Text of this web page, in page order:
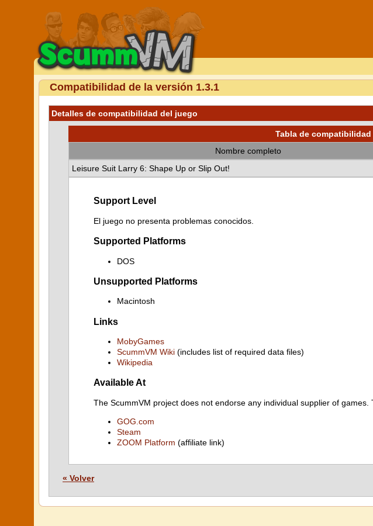
Compatibilidad de la versión 1.3.1
Detalles de compatibilidad del juego
Tabla de
Nombre completo
Leisure Suit Larry 6: Shape Up or Slip Out!
Support Level
El juego no presenta problemas conocidos.
Supported Platforms
DOS
Unsupported Platforms
Macintosh
Links
MobyGames
ScummVM Wiki (includes list of required data files)
Wikipedia
Available At
The ScummVM project does not endorse any individual supplier of games.
GOG.com
Steam
ZOOM Platform (affiliate link)
« Volver